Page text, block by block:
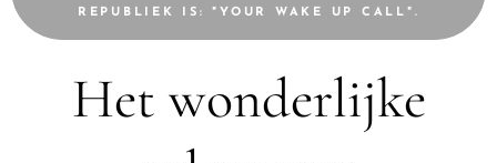
REPUBLIEK IS: "YOUR WAKE UP CALL".
Het wonderlijke